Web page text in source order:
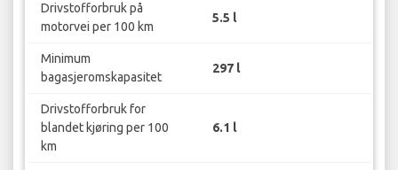
Drivstofforbruk på
motorvei per 100 km
5.5 l
Minimum
bagasjeromskapasitet
297 l
Drivstofforbruk for
blandet kjøring per 100
km
6.1 l